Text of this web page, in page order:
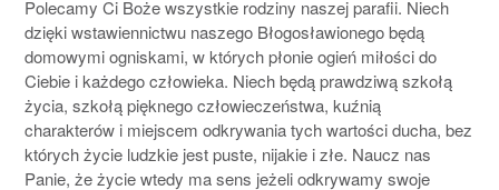
Polecamy Ci Boże wszystkie rodziny naszej parafii. Niech
dzięki wstawiennictwu naszego Błogosławionego będą
domowymi ogniskami, w których płonie ogień miłości do
Ciebie i każdego człowieka. Niech będą prawdziwą szkołą
życia, szkołą pięknego człowieczeństwa, kuźnią
charakterów i miejscem odkrywania tych wartości ducha, bez
których życie ludzkie jest puste, nijakie i złe. Naucz nas
Panie, że życie wtedy ma sens jeżeli odkrywamy swoje